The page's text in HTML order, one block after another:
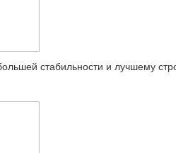
стабильности и лучшему